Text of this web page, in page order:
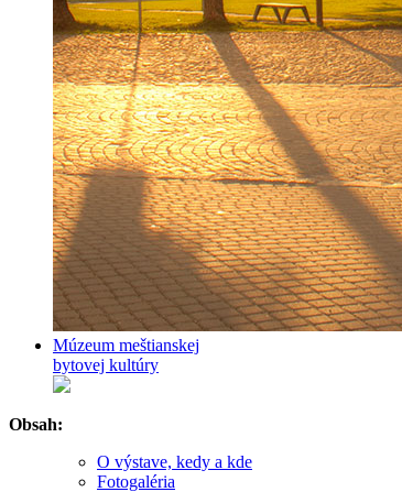
Múzeum meštianskej
bytovej kultúry
Obsah:
O výstave, kedy a kde
Fotogaléria